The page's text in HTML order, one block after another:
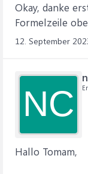
Okay, danke
Formelzeile
12. September
NC
Hallo Tomam,